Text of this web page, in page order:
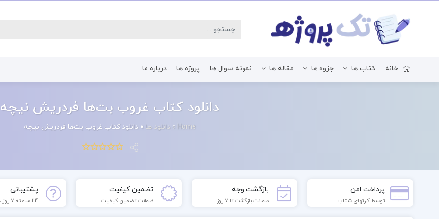
خانه کتاب ها
کتاب رشته اقتصاد کتاب رشته
جزوه ها مقاله ها نمونه سوال ها پروژه ها درباره ما
دانلود کتاب غروب بت‌ها فردریش نیچه
Home
»دانلود ها »دانلود کتاب غروب بت‌ها فردریش نیچه
پرداخت امن
توسط کارتهای شتاب
بازگشت وجه
ضمانت بازگشت تا 7 روز
تضمین کیفیت
ضمانت تضمین کیفیت
پشتیبانی
24 ساعته 7 روز هفته